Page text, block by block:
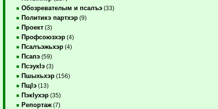
Обозревателым и псалъэ (33)
Политикэ партхэр (9)
Проект (3)
Профсоюзхэр (4)
Псалъэжьхэр (4)
Псапэ (59)
ПсэукIэ (3)
Пшыхьхэр (156)
ПщIэ (13)
ПэкIухэр (35)
Репортаж (7)